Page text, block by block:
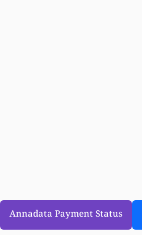
Annadata Payment Status